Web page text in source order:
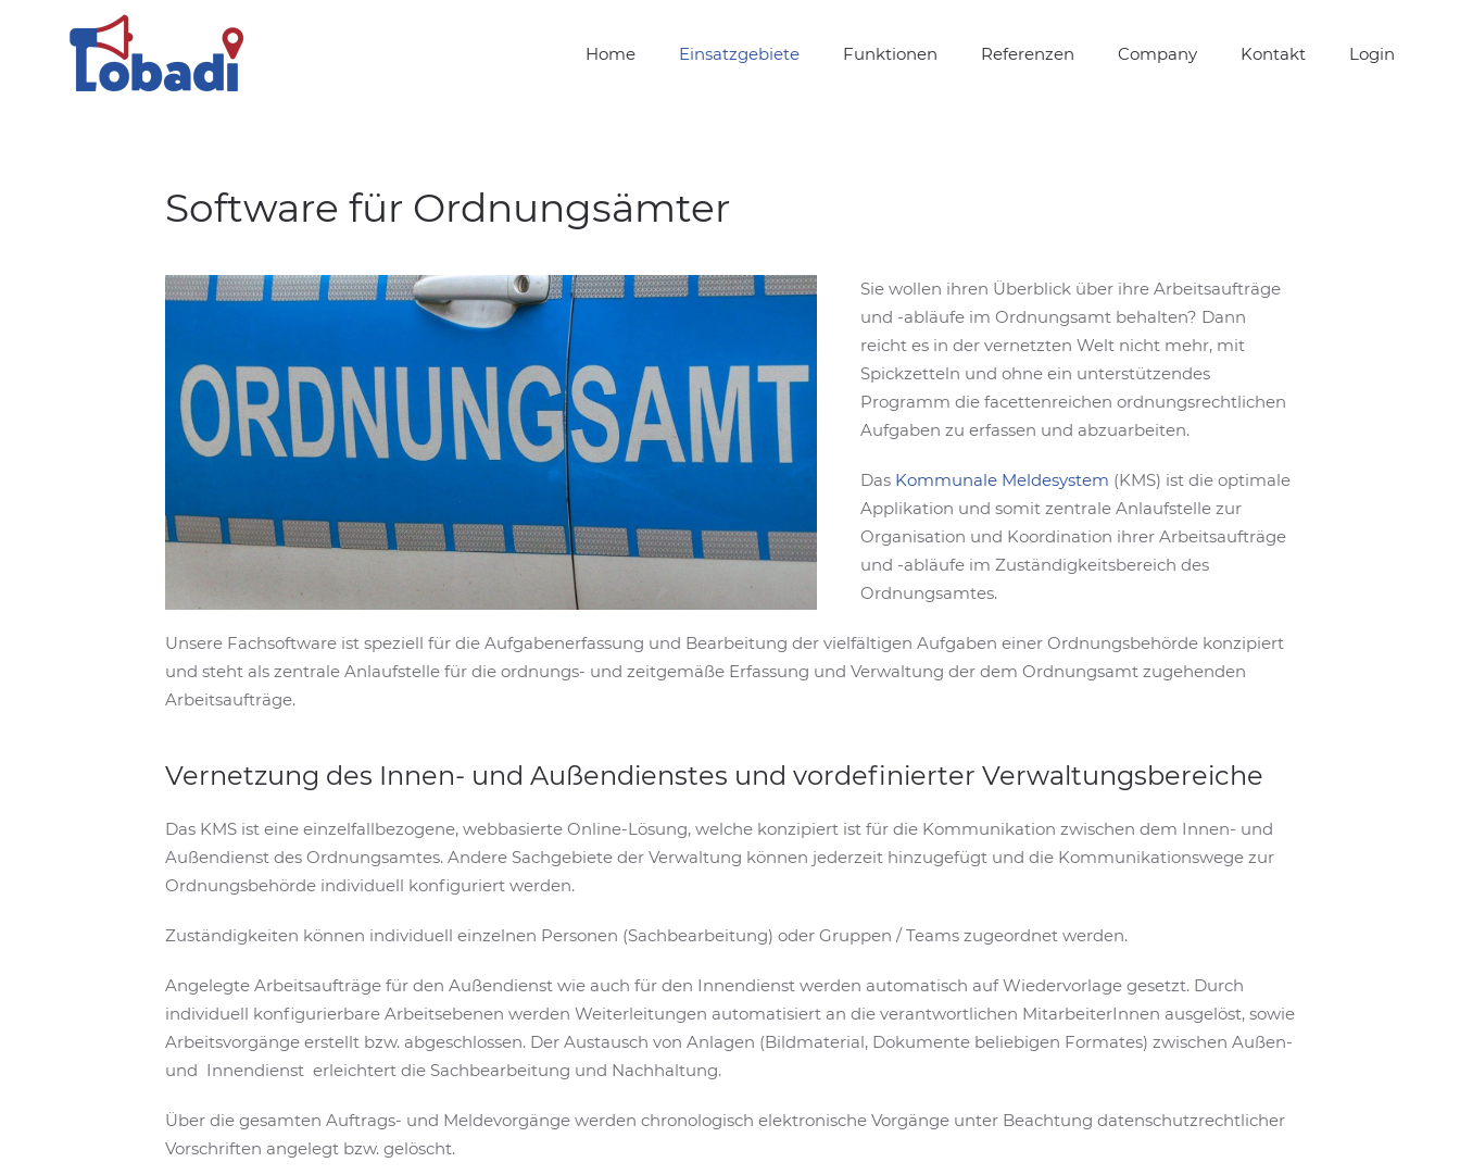
Home Einsatzgebiete Funktionen Referenzen Company Kontakt Login
Software für Ordnungsämter
Sie wollen ihren Überblick über ihre Arbeitsaufträge
und -abläufe im Ordnungsamt behalten? Dann
reicht es in der vernetzten Welt nicht mehr, mit
Spickzetteln und ohne ein unterstützendes
Programm die facettenreichen ordnungsrechtlichen
Aufgaben zu erfassen und abzuarbeiten.
Das Kommunale Meldesystem (KMS) ist die optimale
Applikation und somit zentrale Anlaufstelle zur
Organisation und Koordination ihrer Arbeitsaufträge
und -abläufe im Zuständigkeitsbereich des
Ordnungsamtes.
Unsere Fachsoftware ist speziell für die Aufgabenerfassung und Bearbeitung der vielfältigen Aufgaben einer Ordnungsbehörde konzipiert
und steht als zentrale Anlaufstelle für die ordnungs- und zeitgemäße Erfassung und Verwaltung der dem Ordnungsamt zugehenden
Arbeitsaufträge.
Vernetzung des Innen- und Außendienstes und vordefinierter Verwaltungsbereiche
Das KMS ist eine einzelfallbezogene, webbasierte Online-Lösung, welche konzipiert ist für die Kommunikation zwischen dem Innen- und
Außendienst des Ordnungsamtes. Andere Sachgebiete der Verwaltung können jederzeit hinzugefügt und die Kommunikationswege zur
Ordnungsbehörde individuell konfiguriert werden.
Zuständigkeiten können individuell einzelnen Personen (Sachbearbeitung) oder Gruppen / Teams zugeordnet werden.
Angelegte Arbeitsaufträge für den Außendienst wie auch für den Innendienst werden automatisch auf Wiedervorlage gesetzt. Durch
individuell konfigurierbare Arbeitsebenen werden Weiterleitungen automatisiert an die verantwortlichen MitarbeiterInnen ausgelöst, sowie
Arbeitsvorgänge erstellt bzw. abgeschlossen. Der Austausch von Anlagen (Bildmaterial, Dokumente beliebigen Formates) zwischen Außen-
und Innendienst erleichtert die Sachbearbeitung und Nachhaltung.
Über die gesamten Auftrags- und Meldevorgänge werden chronologisch elektronische Vorgänge unter Beachtung datenschutzrechtlicher
Vorschriften angelegt bzw. gelöscht.